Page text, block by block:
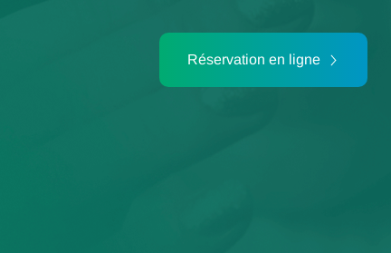
Réservation en ligne